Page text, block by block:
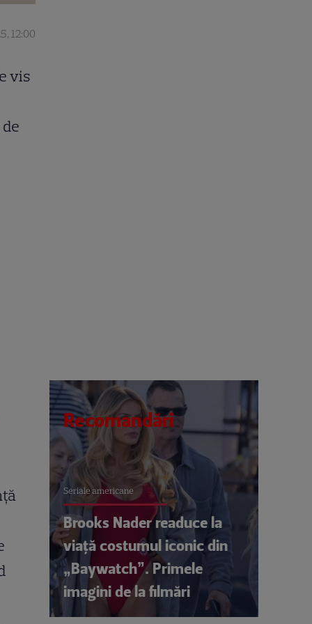
12:00
vis
Recomandări
Seriale americane
Brooks Nader readuce la
viață costumul iconic din
„Baywatch”. Primele
imagini de la filmări